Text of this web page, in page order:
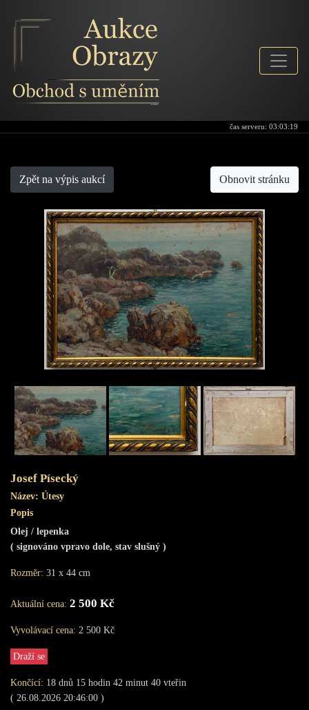
Obchod s uměním
čas serveru: 03:03:19
Zpět na výpis aukcí Obnovit stránku
Josef Písecký
Název: Útesy
Popis
Olej / lepenka
( signováno vpravo dole, stav slušný )
Rozměr: 31 x 44 cm
Aktuální cena: 2 500 Kč
Vyvolávací cena: 2 500 Kč
Draží se
Končící: 18 dnů 15 hodin 42 minut 40 vteřin
( 26.08.2026 20:46:00 )